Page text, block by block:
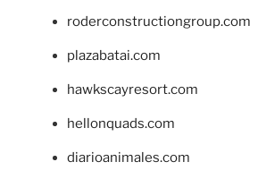
roderconstructiongroup.com
plazabatai.com
hawkscayresort.com
hellonquads.com
diarioanimales.com